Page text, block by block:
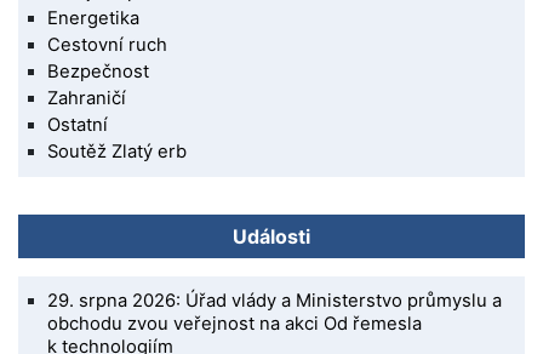
Energetika
Cestovní ruch
Bezpečnost
Zahraničí
Ostatní
Soutěž Zlatý erb
Události
29. srpna 2026: Úřad vlády a Ministerstvo průmyslu a
obchodu zvou veřejnost na akci Od řemesla
k technologiím